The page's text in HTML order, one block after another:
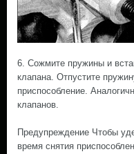
6. Сожмите пружины и
клапана. Отпустите
приспособление.
клапанов.
Предупреждение Чтобы
время снятия